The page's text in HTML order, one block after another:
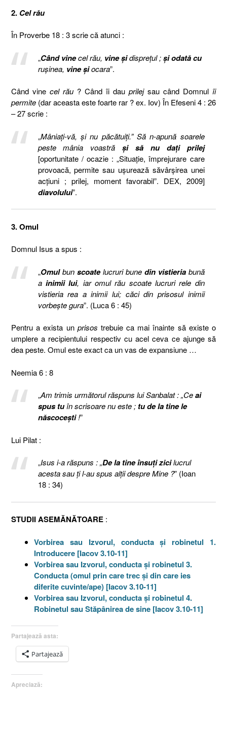
2. Cel rău
În Proverbe 18 : 3 scrie că atunci :
„Când vinecel rău, vine şidispreţul ;şi odată cu
ruşinea, vine şiocara”.
Când vine cel rău ? Când îi dau prilejsau când Domnul îi
permite (dar aceasta este foarte rar ? ex. Iov) În Efeseni 4 : 26
– 27 scrie :
„Mâniaţi-vă, şi nu păcătuiţi.” Să n-apună soarele
peste mânia voastrăşi să nu daţi prilej
[oportunitate / ocazie : „Situație, împrejurare care
provoacă, permite sau ușurează săvârșirea unei
acțiuni ; prilej, moment favorabil”. DEX, 2009]
diavolului”.
3. Omul
Domnul Isus a spus :
„Omulbunscoatelucruri bune din vistieriabună
a inimii lui, iar omul rău scoate lucruri rele din
vistieria rea a inimii lui; căci din prisosul inimii
vorbeşte gura”. (Luca 6 : 45)
Pentru a exista un prisos trebuie ca mai înainte să existe o
umplere a recipientului respectiv cu acel ceva ce ajunge să
dea peste. Omul este exact ca un vas de expansiune …
Neemia 6 : 8
„Am trimis următorul răspuns lui Sanbalat : „Ceai
spus tuîn scrisoare nu este ; tu de la tine le
născoceşti!”
Lui Pilat :
„Isus i-a răspuns : „De la tine însuţi zicilucrul
acesta sau ţi l-au spus alţii despre Mine ?” (Ioan
18 : 34)
STUDII ASEMĂNĂTOARE :
Vorbirea sau Izvorul, conducta şi robinetul 1.
Introducere [Iacov 3.10-11]
Vorbirea sau Izvorul, conducta şi robinetul 3.
Conducta (omul prin care trec şi din care ies
diferite cuvinte/ape) [Iacov 3.10-11]
Vorbirea sau Izvorul, conducta şi robinetul 4.
Robinetul sau Stăpânirea de sine [Iacov 3.10-11]
Partajează asta:
Partajează
Apreciază: